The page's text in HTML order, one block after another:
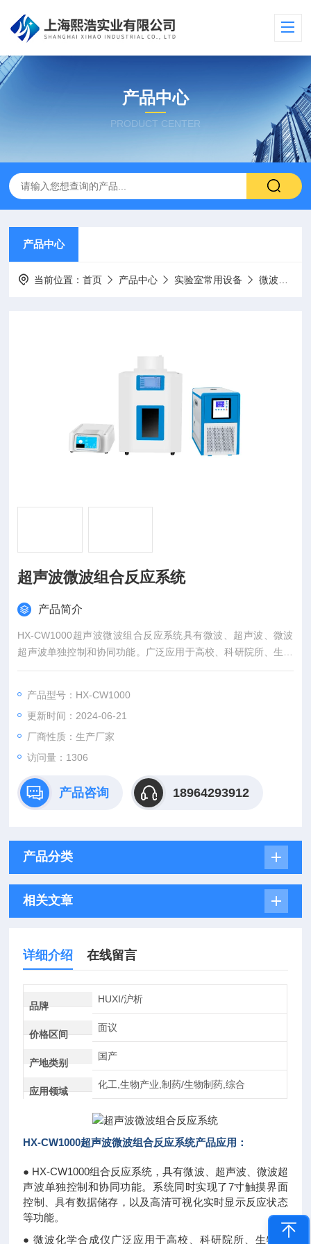
产品中心
PRODUCT CENTER
产品中心
当前位置：首页 产品中心 实验室常用设备 微波合成仪
超声波微波组合反应系统
产品简介
HX-CW1000超声波微波组合反应系统具有微波、超声波、微波
超声波单独控制和协同功能。广泛应用于高校、科研院所、生物
制药、材料工矿等众多领域的化学合成。
产品型号：HX-CW1000
更新时间：2024-06-21
厂商性质：生产厂家
访问量：1306
产品咨询 18964293912
产品分类
相关文章
详细介绍 在线留言
品牌
HUXI/沪析
价格区间
面议
产地类别
国产
应用领域
化工,生物产业,制药/生物制药,综合
HX-CW1000超声波微波组合反应系统产品应用：
● HX-CW1000组合反应系统，具有微波、超声波、微波超
声波单独控制和协同功能。系统同时实现了7寸触摸界面
控制、具有数据储存，以及高清可视化实时显示反应状态
等功能。
● 微波化学合成仪广泛应用于高校、科研院所、生物制